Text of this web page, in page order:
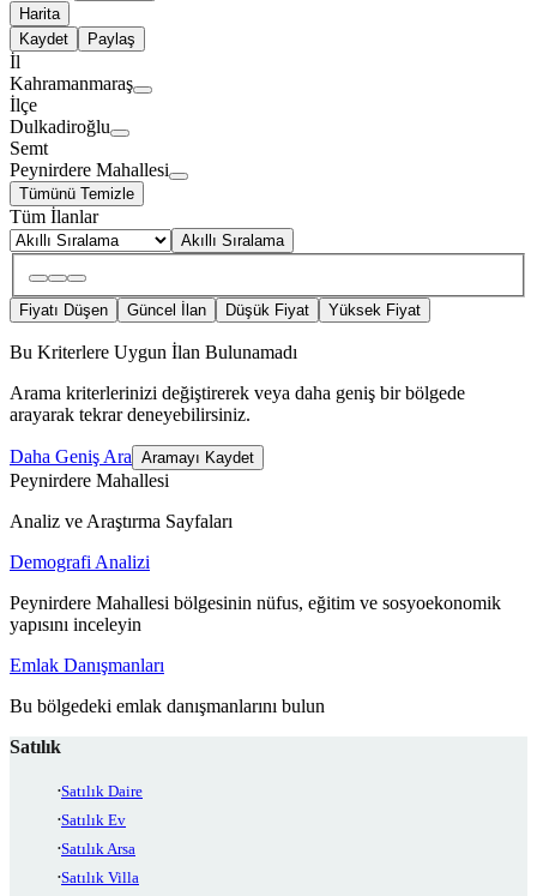
Harita
Kaydet
Paylaş
İl
Kahramanmaraş
İlçe
Dulkadiroğlu
Semt
Peynirdere Mahallesi
Tümünü Temizle
Tüm İlanlar
Akıllı Sıralama
Fiyatı Düşen Güncel İlan Düşük Fiyat Yüksek Fiyat
Bu Kriterlere Uygun İlan Bulunamadı
Arama kriterlerinizi değiştirerek veya daha geniş bir bölgede
arayarak tekrar deneyebilirsiniz.
Daha Geniş Ara Aramayı Kaydet
Peynirdere Mahallesi
Analiz ve Araştırma Sayfaları
Demografi Analizi
Peynirdere Mahallesi bölgesinin nüfus, eğitim ve sosyoekonomik
yapısını inceleyin
Emlak Danışmanları
Bu bölgedeki emlak danışmanlarını bulun
Satılık
Satılık Daire
Satılık Ev
Satılık Arsa
Satılık Villa